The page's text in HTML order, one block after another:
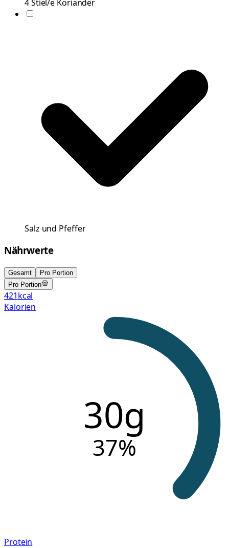
4Stiel/e Koriander
Salz und Pfeffer
Nährwerte
Gesamt
Pro Portion
Pro Portion
421kcal
Kalorien
30g
37%
Protein